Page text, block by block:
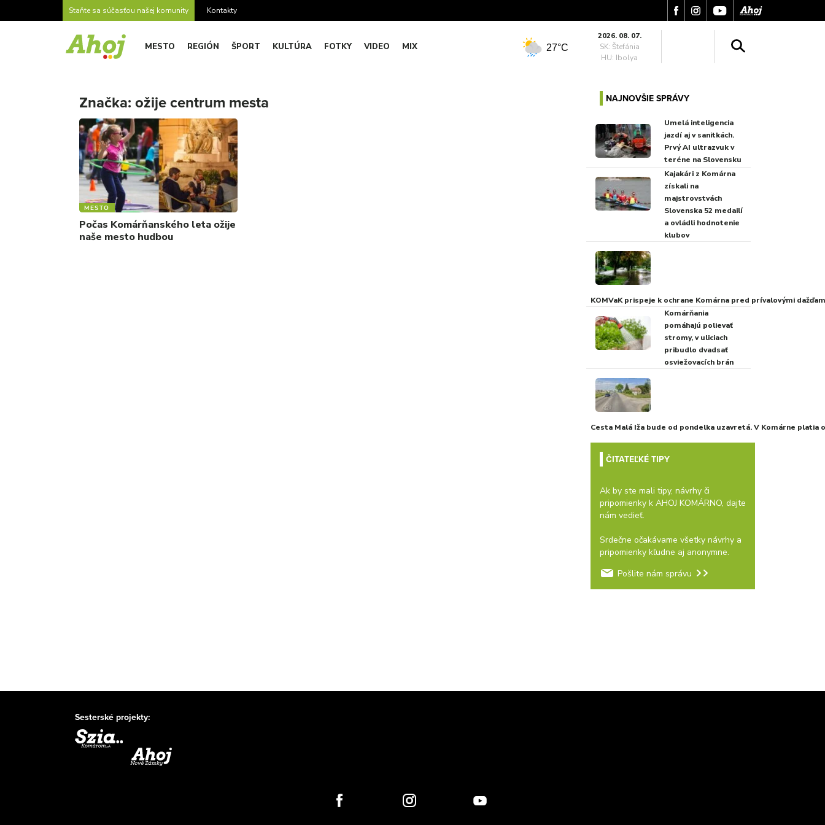
Staňte sa súčasťou našej komunity Kontakty
MESTO REGIÓN ŠPORT KULTÚRA FOTKY VIDEO MIX 27°C
2026. 08. 07.
SK: Štefánia
HU: Ibolya
Značka: ožije centrum mesta
MESTO
Počas Komárňanského leta ožije
naše mesto hudbou
NAJNOVŠIE SPRÁVY
Umelá inteligencia
jazdí aj v sanitkách.
Prvý AI ultrazvuk v
teréne na Slovensku
Kajakári z Komárna
získali na
majstrovstvách
Slovenska 52 medailí
a ovládli hodnotenie
klubov
KOMVaK prispeje k ochrane Komárna pred prívalovými
Komárňania
pomáhajú polievať
stromy, v uliciach
pribudlo dvadsať
osviežovacích brán
Cesta Malá Iža bude od pondelka uzavretá. V Komárne platia
ČITATEĽKÉ TIPY
Ak by ste mali tipy, návrhy či
pripomienky k AHOJ KOMÁRNO, dajte
nám vedieť.
Srdečne očakávame všetky návrhy a
pripomienky kľudne aj anonymne.
Pošlite nám správu
Sesterské projekty: